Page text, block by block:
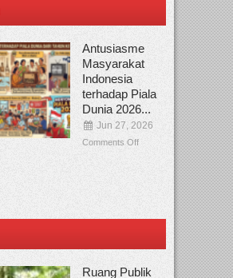
Antusiasme
Masyarakat
Indonesia
terhadap Piala
Dunia 2026...
Jun 27, 2026
Comments Off
Ruang Publik